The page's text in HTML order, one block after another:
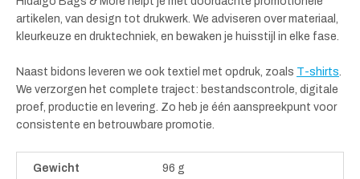
artikelen, van design tot drukwerk. We adviseren over materiaal,
kleurkeuze en druktechniek, en bewaken je huisstijl in elke fase.
Naast bidons leveren we ook textiel met opdruk, zoals T-shirts
We verzorgen het complete traject: bestandscontrole, digitale
proef, productie en levering. Zo heb je één aanspreekpunt voor
consistente en betrouwbare promotie.
Gewicht 96 g